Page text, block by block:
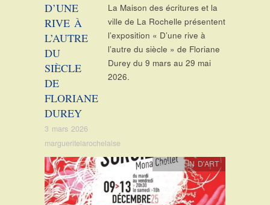
D’UNE
RIVE À
L’AUTRE
DU
SIÈCLE
DE
FLORIANE
DUREY
3 mars 2026
margueritelarochelaise
La Maison des écritures et la
ville de La Rochelle présentent
l’exposition « D’une rive à
l’autre du siècle » de Floriane
Durey du 9 mars au 29 mai
2026.
Actu,CLIN D'ART